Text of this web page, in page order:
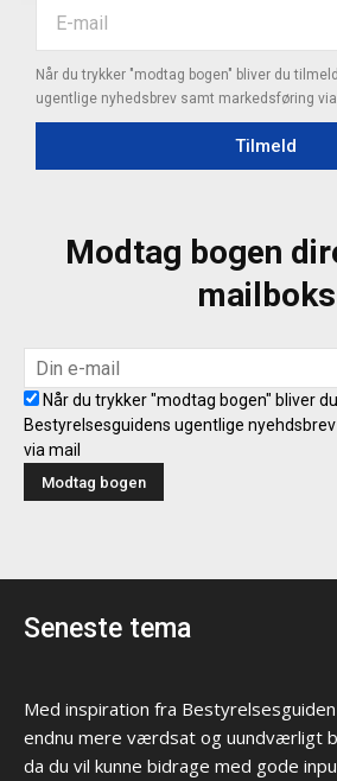
Når du trykker "modtag bogen" bliver du
ugentlige nyhedsbrev samt markedsføring
Tilmeld
Modtag bogen
mailboks
Når du trykker "modtag bogen" bliver
Bestyrelsesguidens ugentlige
via mail
Seneste tema
Med inspiration fra
endnu mere værdsat og uundværligt
da du vil kunne bidrage med gode